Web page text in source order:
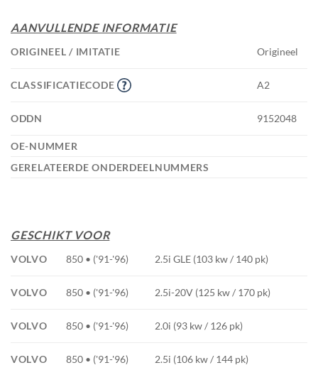
AANVULLENDE INFORMATIE
ORIGINEEL / IMITATIE Origineel
CLASSIFICATIECODE A2
ODDN 9152048
OE-NUMMER
GERELATEERDE ONDERDEELNUMMERS
GESCHIKT VOOR
VOLVO 850 • ('91-'96) 2.5i GLE (103 kw / 140 pk)
VOLVO 850 • ('91-'96) 2.5i-20V (125 kw / 170 pk)
VOLVO 850 • ('91-'96) 2.0i (93 kw / 126 pk)
VOLVO 850 • ('91-'96) 2.5i (106 kw / 144 pk)